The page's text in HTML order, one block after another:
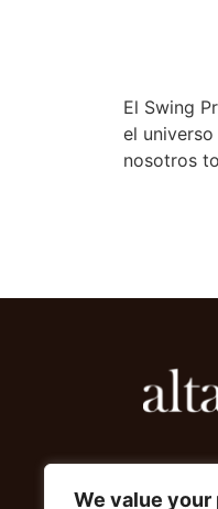
We value your
El Swing
el
nosotros
6,